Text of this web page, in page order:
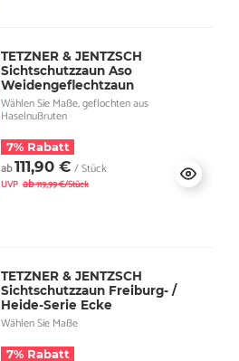
TETZNER & JENTZSCH
Sichtschutzzaun Aso
Weidengeflechtzaun
Wählen Sie Maße, geflochten aus
Haselnußruten
7% Rabatt
ab111,90 € / Stück
UVP ab119,99 €/Stück
TETZNER & JENTZSCH
Sichtschutzzaun Freiburg- /
Heide-Serie Ecke
Wählen Sie Maße
7% Rabatt